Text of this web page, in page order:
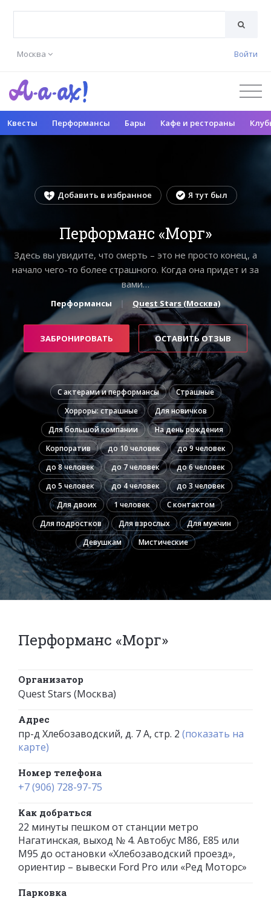
Москва Войти
Квесты Перформансы Бары Кафе и рестораны
Добавить в избранное Я тут был
Перформанс «Морг»
Здесь вы увидите, что смерть – это не просто конец, а
начало чего-то более страшного. Когда она придет и за
вами…
Перформансы Quest Stars (Москва)
ЗАБРОНИРОВАТЬ ОСТАВИТЬ ОТЗЫВ
С актерами и перформансы
Страшные
Хорроры: страшные
Для новичков
Для большой компании
На день рождения
Корпоратив
до 10 человек
до 9 человек
до 8 человек
до 7 человек
до 6 человек
до 5 человек
до 4 человек
до 3 человек
Для двоих
1 человек
С контактом
Для подростков
Для взрослых
Для мужчин
Девушкам
Мистические
Перформанс «Морг»
Организатор
Quest Stars (Москва)
Адрес
пр-д Хлебозаводский, д. 7 А, стр. 2 (показать на
карте)
Номер телефона
+7 (906) 728-97-75
Как добраться
22 минуты пешком от станции метро
Нагатинская, выход № 4. Автобус М86, Е85 или
М95 до остановки «Хлебозаводский проезд»,
ориентир – вывески Ford Pro или «Ред Моторс»
Парковка